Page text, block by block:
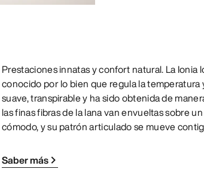
Prestaciones innatas y confort natural. La Ionia
conocido por lo bien que regula la
suave, transpirable y ha sido obtenida de
las finas fibras de la lana van envueltas sobre
cómodo, y su patrón articulado se mueve
Saber más